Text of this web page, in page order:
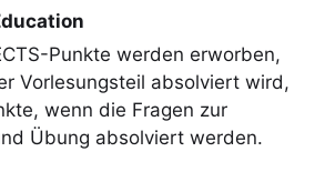
Punkte werden erworben,
Vorlesungsteil absolviert wird,
wenn die Fragen zur
Übung absolviert werden.